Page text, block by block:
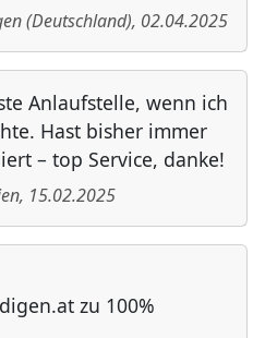
(Deutschland), 02.04.2025
Anlaufstelle, wenn ich
Hast bisher immer
– top Service, danke!
, 15.02.2025
zu 100%